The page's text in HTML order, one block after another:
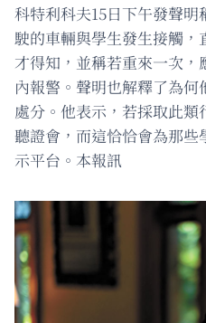
科特利科夫15日下午發聲
駛的車輛與學生發生接觸，
才得知，並稱若重來一次
內報警。聲明也解釋了為
處分。他表示，若採取此
聽證會，而這恰恰會為那
示平台。本報訊